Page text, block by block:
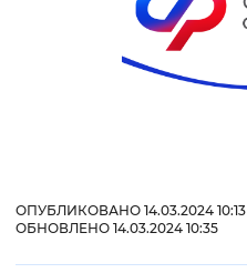
ОПУБЛИКОВАНО 14.03.2024 10:13
ОБНОВЛЕНО 14.03.2024 10:35